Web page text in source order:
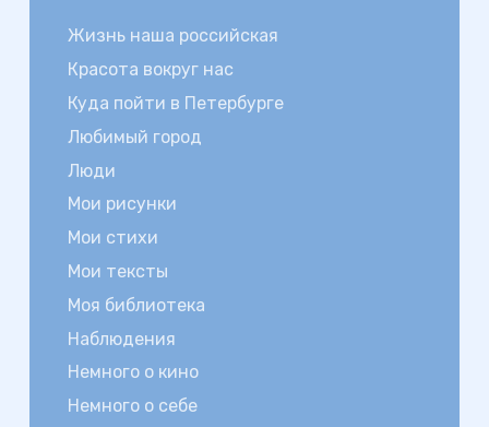
Жизнь наша российская
Красота вокруг нас
Куда пойти в Петербурге
Любимый город
Люди
Мои рисунки
Мои стихи
Мои тексты
Моя библиотека
Наблюдения
Немного о кино
Немного о себе